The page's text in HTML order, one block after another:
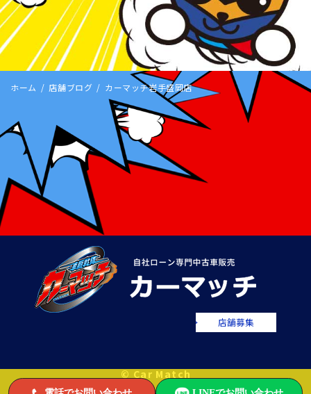
ホーム 店舗ブログ カーマッチ岩手盛岡店
店舗募集
© Car Match